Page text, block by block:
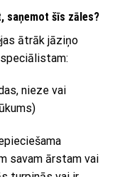
saņemot šīs zāles?
ātrāk jāziņo
nieze vai
savam ārstam vai